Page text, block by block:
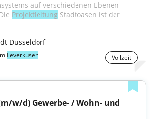
auf verschiedenen Ebenen
Projektleitung Stadtoasen ist der
Düsseldorf
Leverkusen Vollzeit
w/d) Gewerbe- / Wohn- und